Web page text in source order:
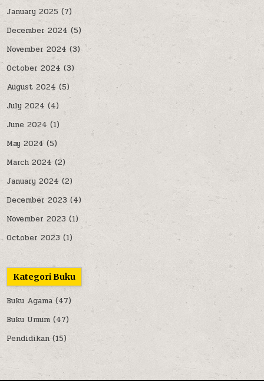
January 2025 (7)
December 2024 (5)
November 2024 (3)
October 2024 (3)
August 2024 (5)
July 2024 (4)
June 2024 (1)
May 2024(5)
March 2024 (2)
January 2024 (2)
December 2023 (4)
November 2023 (1)
October 2023 (1)
Kategori Buku
Buku Agama (47)
Buku Umum (47)
Pendidikan (15)